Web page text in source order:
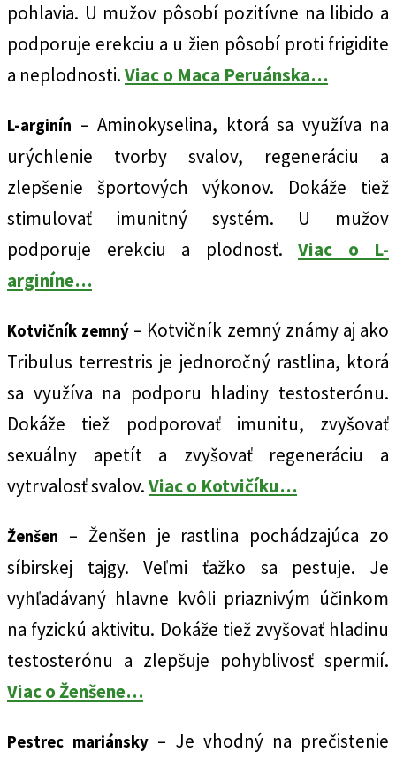
pohlavia. U mužov pôsobí pozitívne na libido a
podporuje erekciu a u žien pôsobí proti frigidite
a neplodnosti.Viac o Maca Peruánska…
L-arginín – Aminokyselina, ktorá sa využíva na
urýchlenie tvorby svalov, regeneráciu a
zlepšenie športových výkonov. Dokáže tiež
stimulovať imunitný systém. U mužov
podporuje erekciu a plodnosť. Viac o L-
arginíne…
Kotvičník zemný – Kotvičník zemný známy aj ako
Tribulus terrestris je jednoročný rastlina, ktorá
sa využíva na podporu hladiny testosterónu.
Dokáže tiež podporovať imunitu, zvyšovať
sexuálny apetít a zvyšovať regeneráciu a
vytrvalosť svalov.Viac o Kotvičíku…
Ženšen
– Ženšen je rastlina pochádzajúca zo
síbirskej tajgy. Veľmi ťažko sa pestuje. Je
vyhľadávaný hlavne kvôli priaznivým účinkom
na fyzickú aktivitu. Dokáže tiež zvyšovať hladinu
testosterónu a zlepšuje pohyblivosť spermií.
Viac o Ženšene…
Pestrec mariánsky – Je vhodný na prečistenie